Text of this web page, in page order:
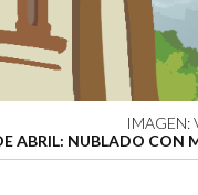
IMAGEN:
ABRIL: NUBLADO CON